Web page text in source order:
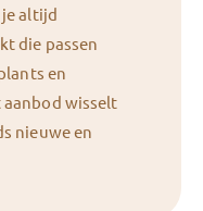
altijd
die passen
en
aanbod wisselt
nieuwe en